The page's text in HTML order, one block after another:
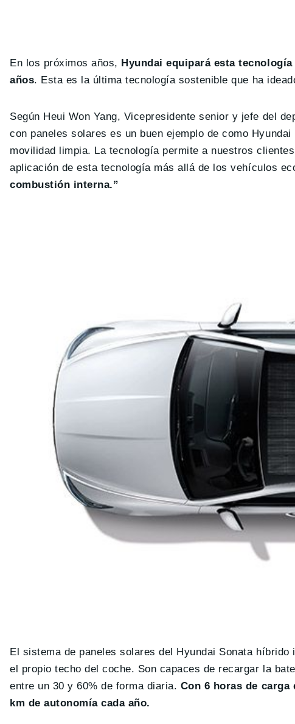
En los próximos años, Hyundai equipará esta
años. Esta es la última tecnología sostenible que ha
Según Heui Won Yang, Vicepresidente senior y jefe del
con paneles solares es un buen ejemplo de como
movilidad limpia. La tecnología permite a nuestros
aplicación de esta tecnología más allá de los vehículos
combustión interna.”
El sistema de paneles solares del Hyundai Sonata
el propio techo del coche. Son capaces de recargar la
entre un 30 y 60% de forma diaria. Con 6 horas de carga
km de autonomía cada año.